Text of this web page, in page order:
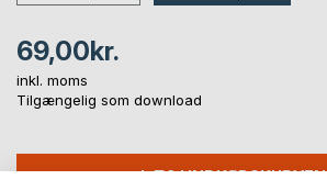
69,00kr.
inkl. moms
Tilgængelig som download
LÆG I INDKØBSKURVEN